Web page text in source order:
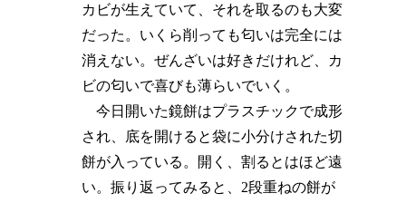
カビが生えていて、それを取るのも大変
だった。いくら削っても匂いは完全には
消えない。ぜんざいは好きだけれど、カ
ビの匂いで喜びも薄らいでいく。
今日開いた鏡餅はプラスチックで成形
され、底を開けると袋に小分けされた切
餅が入っている。開く、割るとはほど遠
い。振り返ってみると、2段重ねの餅が